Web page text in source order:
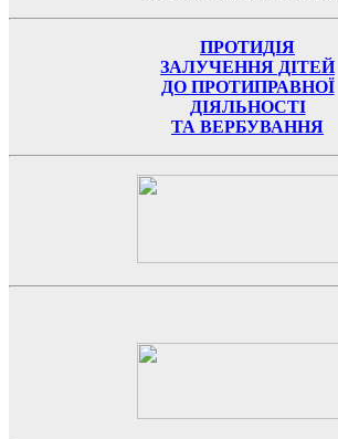
ПРОТИДІЯ
ЗАЛУЧЕННЯ ДІТЕЙ
ДО ПРОТИПРАВНОЇ
ДІЯЛЬНОСТІ
ТА ВЕРБУВАННЯ